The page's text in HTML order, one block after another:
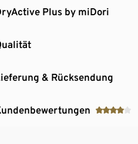
Plus by miDori
& Rücksendung